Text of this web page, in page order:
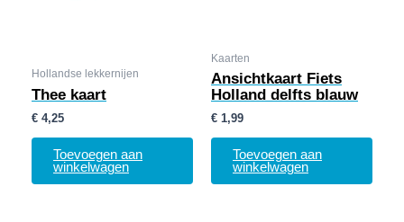
Hollandse lekkernijen
Thee kaart
€ 4,25
Toevoegen aan
winkelwagen
Kaarten
Ansichtkaart Fiets
Holland delfts blauw
€ 1,99
Toevoegen aan
winkelwagen